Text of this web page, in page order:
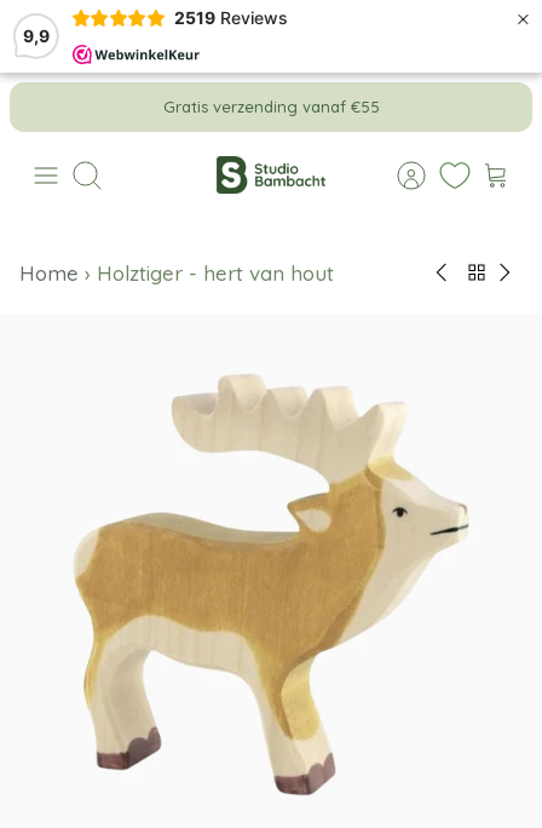
9,9
2519 Reviews ×
Meteen
naar
content
Gratis verzending vanaf €55
Zoeken
Home › Holztiger - hert van hout